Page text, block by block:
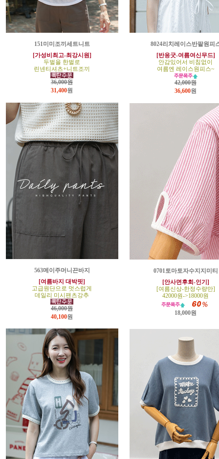
151미미조끼세트니트
[가성비최고-최강시원]
두벌을 한벌로
린넨티셔츠+니트조끼
36,000원
31,400원
8024리치레이스반팔원피
[반응굿-여름여신무드]
안감있어서 비침없이
여름엔 레이스원피스~
42,000원
36,600원
563메이주머니끈바지
[여름바지 대박핏]
고급원단으로 멋스럽게
데일리 미시팬츠강추
46,000원
40,100원
0701토마토자수지지미티
[안사면후회-인기]
[여름신상-한정수량만]
42000원->18000원
18,000원